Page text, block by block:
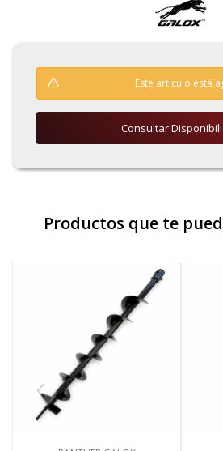
Este artículo está
Consultar
Productos que te
Herramientas Manuales
Hogar
Pinturas y Accesorios
Piscinas e Inflables
Soldadoras y Accesorios